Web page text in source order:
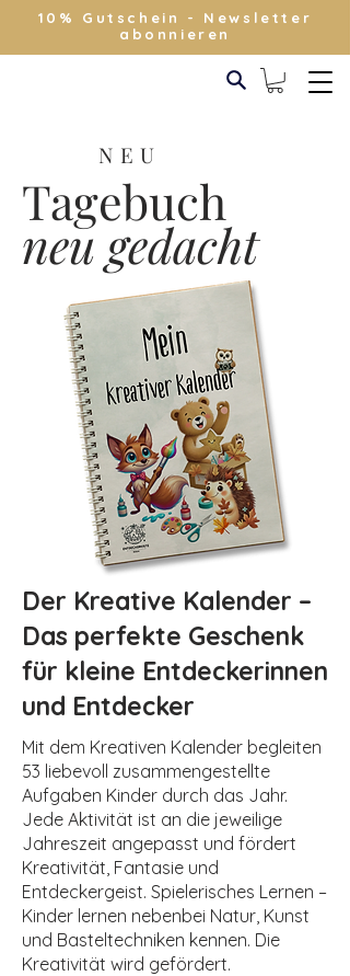
10% Gutschein - Newsletter
abonnieren
NEU
Tagebuch
neu gedacht
Der Kreative Kalender –
Das perfekte Geschenk
für kleine Entdeckerinnen
und Entdecker
Mit dem Kreativen Kalender begleiten
53 liebevoll zusammengestellte
Aufgaben Kinder durch das Jahr.
Jede Aktivität ist an die jeweilige
Jahreszeit angepasst und fördert
Kreativität, Fantasie und
Entdeckergeist. Spielerisches Lernen –
Kinder lernen nebenbei Natur, Kunst
und Basteltechniken kennen. Die
Kreativität wird gefördert.